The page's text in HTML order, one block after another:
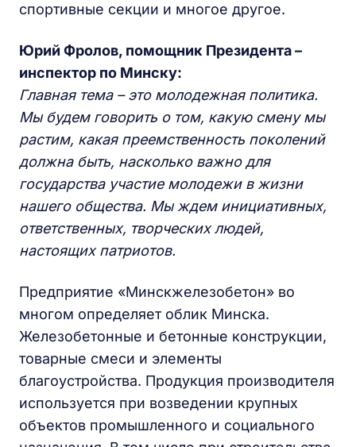
спортивные секции и многое другое.
Юрий Фролов, помощник Президента –
инспектор по Минску:
Главная тема – это молодежная политика.
Мы будем говорить о том, какую смену мы
растим, какая преемственность поколений
должна быть, насколько важно для
государства участие молодежи в жизни
нашего общества. Мы ждем инициативных,
ответственных, творческих людей,
настоящих патриотов.
Предприятие «Минскжелезобетон» во
многом определяет облик Минска.
Железобетонные и бетонные конструкции,
товарные смеси и элементы
благоустройства. Продукция производителя
используется при возведении крупных
объектов промышленного и социального